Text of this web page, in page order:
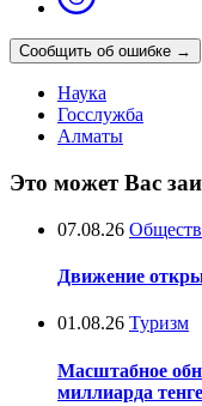
Сообщить об ошибке →
Наука
Госслужба
Алматы
Это может Вас
07.08.26
Движение
01.08.26 Туризм
Масштабное
миллиарда